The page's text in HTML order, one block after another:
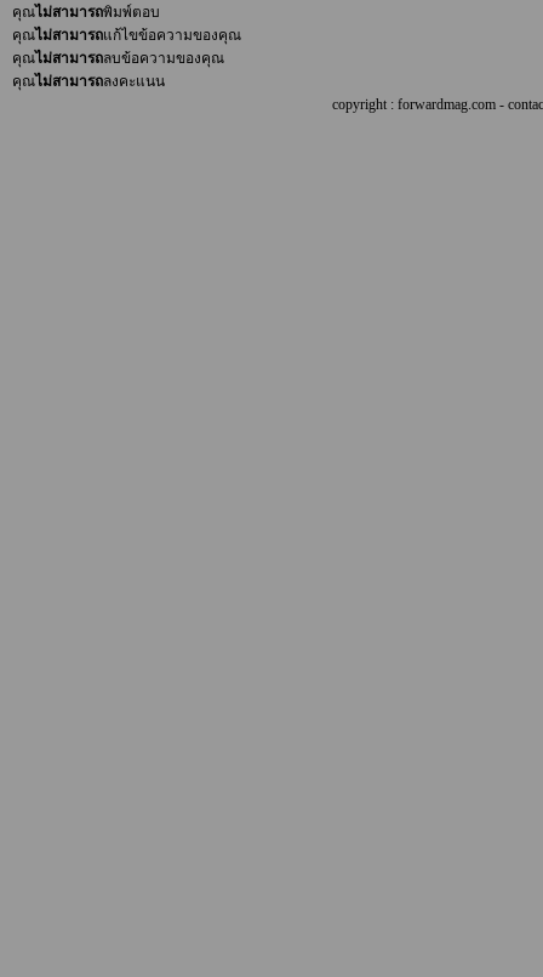
คุณไม่สามารถพิมพ์ตอบ
คุณไม่สามารถแก้ไขข้อความของคุณ
คุณไม่สามารถลบข้อความของคุณ
คุณไม่สามารถลงคะแนน
copyright : forwardmag.com -